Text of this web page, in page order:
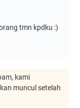
tmn kpdku :)
kami
muncul setelah